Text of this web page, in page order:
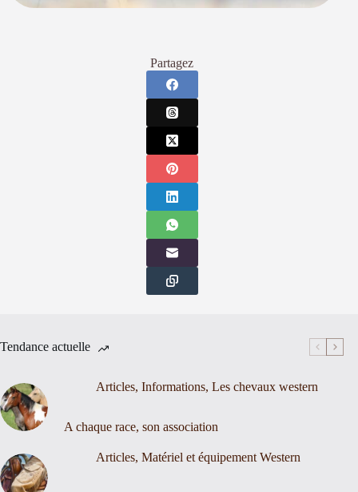
Partagez
Tendance actuelle
Articles, Informations, Les chevaux western
A chaque race, son association
Articles, Matériel et équipement Western